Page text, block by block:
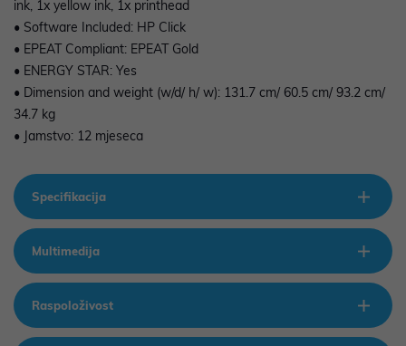
ink, 1x yellow ink, 1x printhead
• Software Included: HP Click
• EPEAT Compliant: EPEAT Gold
• ENERGY STAR: Yes
• Dimension and weight (w/d/ h/ w): 131.7 cm/ 60.5 cm/ 93.2 cm/
34.7 kg
• Jamstvo: 12 mjeseca
Specifikacija
Multimedija
Raspoloživost